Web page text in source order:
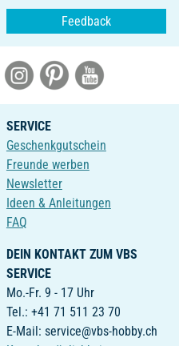
Feedback
SERVICE
Geschenkgutschein
Freunde werben
Newsletter
Ideen & Anleitungen
FAQ
DEIN KONTAKT ZUM VBS
SERVICE
Mo.-Fr. 9 - 17 Uhr
Tel.: +41 71 511 23 70
E-Mail: service@vbs-hobby.ch